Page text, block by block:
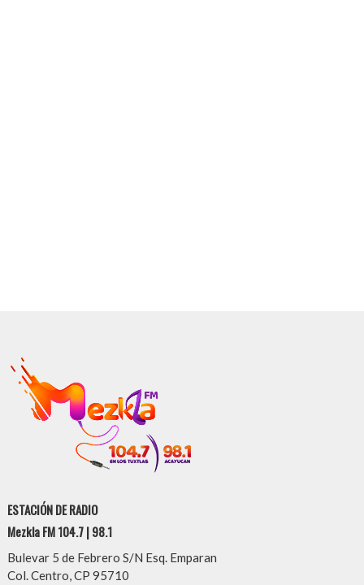
ESTACIÓN DE RADIO
Mezkla FM 104.7 | 98.1
Bulevar 5 de Febrero S/N Esq. Emparan
Col. Centro, CP 95710